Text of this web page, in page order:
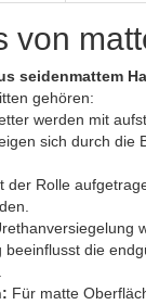
von
seidenmattem
gehören:
werden mit
sich durch
der Rolle
die
Für matte